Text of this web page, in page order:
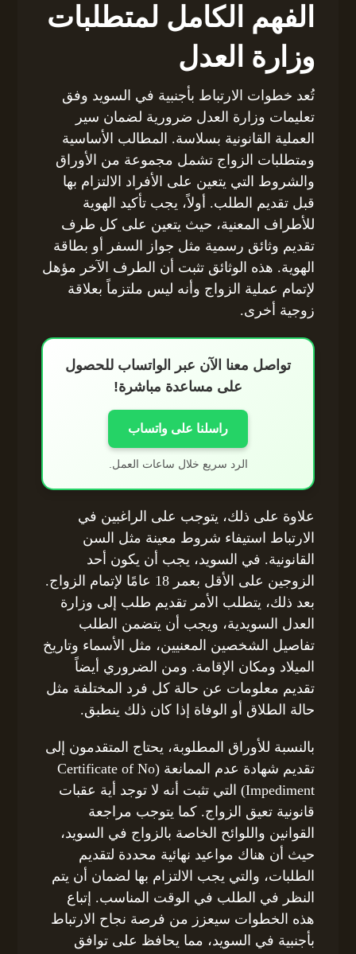
الفهم الكامل لمتطلبات
وزارة العدل
تُعد خطوات الارتباط بأجنبية في السويد وفق
تعليمات وزارة العدل ضرورية لضمان سير
العملية القانونية بسلاسة. المطالب الأساسية
ومتطلبات الزواج تشمل مجموعة من الأوراق
والشروط التي يتعين على الأفراد الالتزام بها
قبل تقديم الطلب. أولاً، يجب تأكيد الهوية
للأطراف المعنية، حيث يتعين على كل طرف
تقديم وثائق رسمية مثل جواز السفر أو بطاقة
الهوية. هذه الوثائق تثبت أن الطرف الآخر مؤهل
لإتمام عملية الزواج وأنه ليس ملتزماً بعلاقة
زوجية أخرى.
تواصل معنا الآن عبر الواتساب للحصول
على مساعدة مباشرة!
راسلنا على واتساب
الرد سريع خلال ساعات العمل.
علاوة على ذلك، يتوجب على الراغبين في
الارتباط استيفاء شروط معينة مثل السن
القانونية. في السويد، يجب أن يكون أحد
الزوجين على الأقل بعمر 18 عامًا لإتمام الزواج.
بعد ذلك، يتطلب الأمر تقديم طلب إلى وزارة
العدل السويدية، ويجب أن يتضمن الطلب
تفاصيل الشخصين المعنيين، مثل الأسماء وتاريخ
الميلاد ومكان الإقامة. ومن الضروري أيضاً
تقديم معلومات عن حالة كل فرد المختلفة مثل
حالة الطلاق أو الوفاة إذا كان ذلك ينطبق.
بالنسبة للأوراق المطلوبة، يحتاج المتقدمون إلى
تقديم شهادة عدم الممانعة (Certificate of No
Impediment) التي تثبت أنه لا توجد أية عقبات
قانونية تعيق الزواج. كما يتوجب مراجعة
القوانين واللوائح الخاصة بالزواج في السويد،
حيث أن هناك مواعيد نهائية محددة لتقديم
الطلبات، والتي يجب الالتزام بها لضمان أن يتم
النظر في الطلب في الوقت المناسب. إتباع
هذه الخطوات سيعزز من فرصة نجاح الارتباط
بأجنبية في السويد، مما يحافظ على توافق